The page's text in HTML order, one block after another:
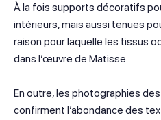
À la fois supports décoratifs
intérieurs, mais aussi tenues
raison pour laquelle les tissus
dans l’œuvre de Matisse.
En outre, les photographies
confirment l’abondance des